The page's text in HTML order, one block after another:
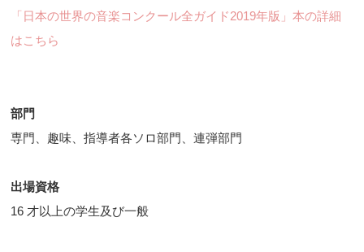
「日本の世界の音楽コンクール全ガイド2019年版」本の詳細
はこちら
部門
専門、趣味、指導者各ソロ部門、連弾部門
出場資格
16 才以上の学生及び一般